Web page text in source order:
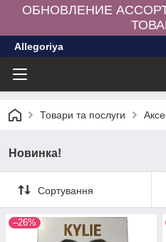
ОБНОВЛЕНИЕ
Allegoriya
Товари та послуги
Новинка!
Сортування
–26%